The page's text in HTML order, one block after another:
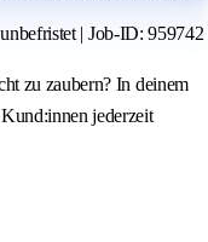
| Job-ID: 959742
zu zaubern? In deinem
jederzeit